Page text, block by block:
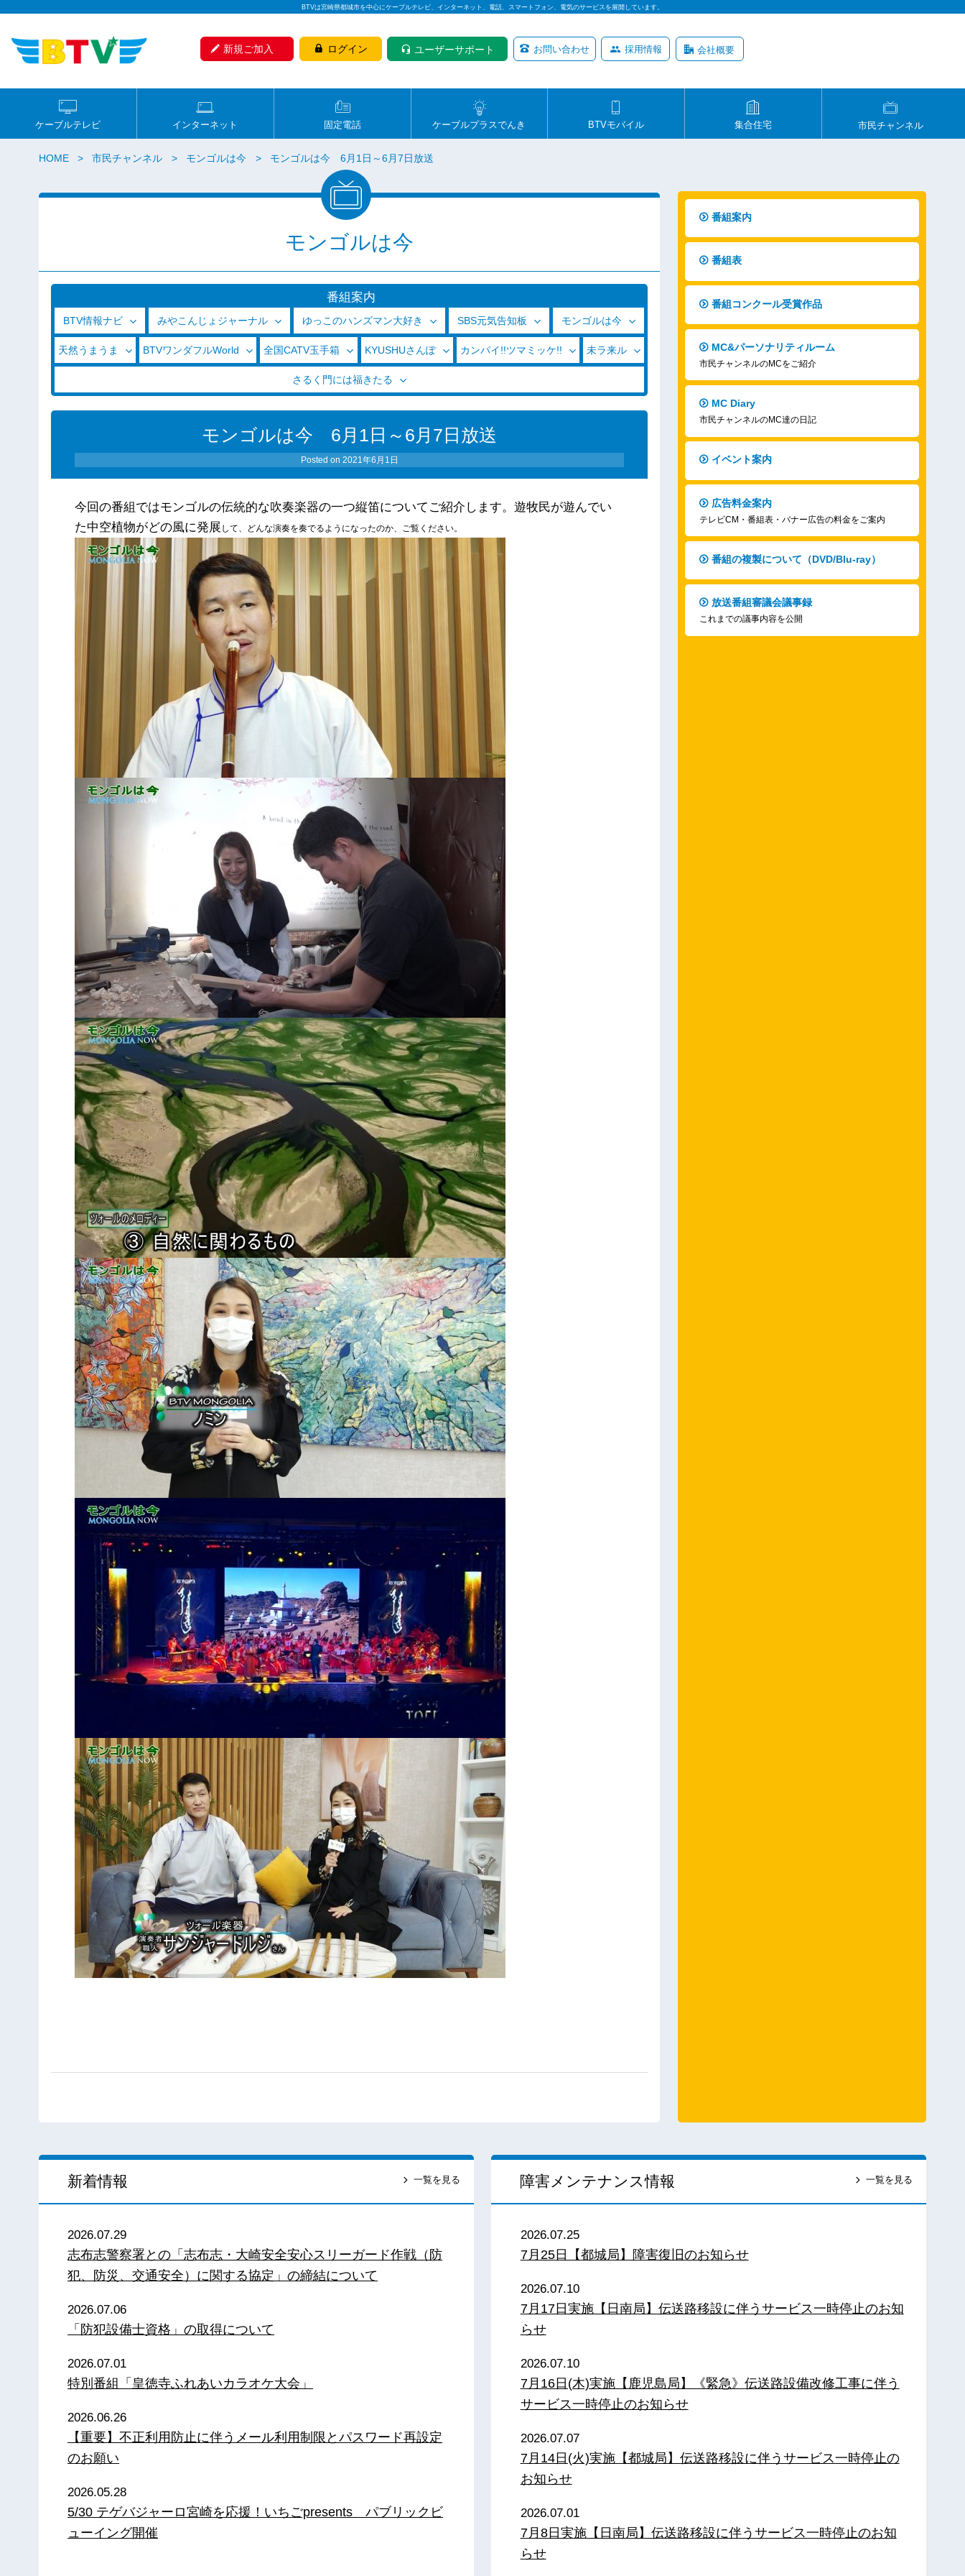
BTVは宮崎県都城市を中心にケーブルテレビ、インターネット、電話、スマートフォン、電気のサービスを展開しています。
新規ご加入 ログイン ユーザーサポート お問い合わせ 採用情報 会社概要
ケーブルテレビ インターネット 固定電話 ケーブルプラスでんき BTVモバイル 集合住宅 市民チャンネル
HOME 市民チャンネル モンゴルは今 モンゴルは今 6月1日～6月7日放送
モンゴルは今
番組案内
BTV情報ナビ みやこんじょジャーナル ゆっこのハンズマン大好き SBS元気告知板 モンゴルは今
天然うまうま BTVワンダフルWorld 全国CATV玉手箱 KYUSHUさんぽ カンパイ!!ツマミッケ!! 未ラ来ル
さるく門には福きたる
モンゴルは今 6月1日～6月7日放送
Posted on 2021年6月1日
今回の番組ではモンゴルの伝統的な吹奏楽器の一つ縦笛についてご紹介します。遊牧民が遊んでい
た中空植物がどの風に発展して、どんな演奏を奏でるようになったのか、ご覧ください。
番組案内
番組表
番組コンクール受賞作品
MC&パーソナリティルーム
市民チャンネルのMCをご紹介
MC Diary
市民チャンネルのMC達の日記
イベント案内
広告料金案内
テレビCM・番組表・バナー広告の料金をご案内
番組の複製について（DVD/Blu-ray）
放送番組審議会議事録
これまでの議事内容を公開
新着情報 一覧を見る
2026.07.29
志布志警察署との「志布志・大崎安全安心スリーガード作戦（防
犯、防災、交通安全）に関する協定」の締結について
2026.07.06
「防犯設備士資格」の取得について
2026.07.01
特別番組「皇徳寺ふれあいカラオケ大会」
2026.06.26
【重要】不正利用防止に伴うメール利用制限とパスワード再設定
のお願い
2026.05.28
5/30 テゲバジャーロ宮崎を応援！いちごpresents パブリックビ
ューイング開催
障害メンテナンス情報 一覧を見る
2026.07.25
7月25日【都城局】障害復旧のお知らせ
2026.07.10
7月17日実施【日南局】伝送路移設に伴うサービス一時停止のお知
らせ
2026.07.10
7月16日(木)実施【鹿児島局】《緊急》伝送路設備改修工事に伴う
サービス一時停止のお知らせ
2026.07.07
7月14日(火)実施【都城局】伝送路移設に伴うサービス一時停止の
お知らせ
2026.07.01
7月8日実施【日南局】伝送路移設に伴うサービス一時停止のお知
らせ